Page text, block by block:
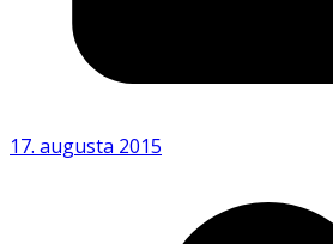
17. augusta 2015